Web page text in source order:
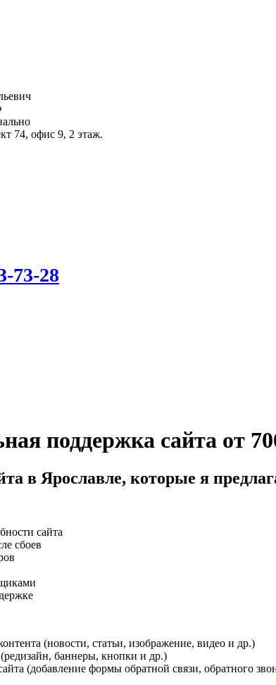
74, офис 9, 2 этаж.
73-28
поддержка сайта от
в Ярославле, которые я
сайта
сбоев
(новости, статьи, изображение, видео и др.)
баннеры, кнопки и др.)
(добавление формы обратной связи, обратного